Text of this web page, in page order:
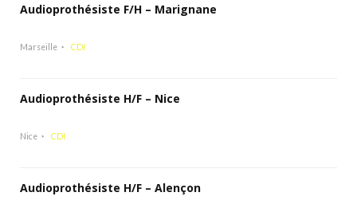
Audioprothésiste F/H – Marignane
Marseille CDI
Audioprothésiste H/F – Nice
Nice CDI
Audioprothésiste H/F – Alençon